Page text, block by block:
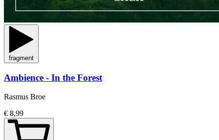
fragment
Ambience - In the Forest
Rasmus Broe
€ 8,99